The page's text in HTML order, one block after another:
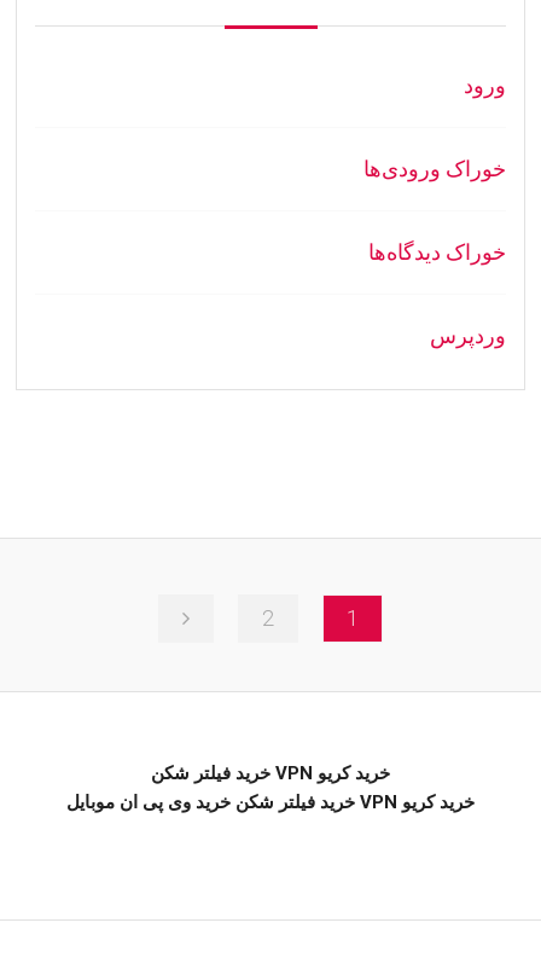
ورود
خوراک ورودی‌ها
خوراک دیدگاه‌ها
وردپرس
1
2
خرید کریو VPN خرید فیلتر شکن
خرید کریو VPN خرید فیلتر شکن خرید وی پی ان موبایل